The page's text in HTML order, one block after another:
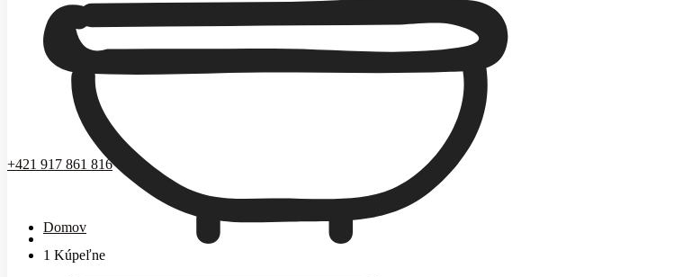
+421 917 861 816
Domov
1 Kúpeľne